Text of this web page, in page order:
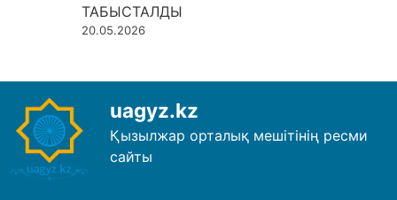
ТАБЫСТАЛДЫ
20.05.2026
uagyz.kz
Қызылжар орталық мешітінің ресми
сайты